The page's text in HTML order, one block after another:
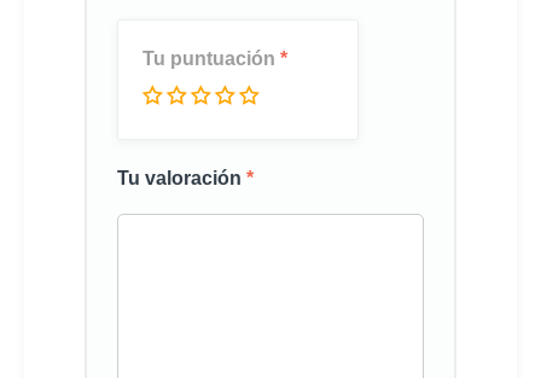
Tu puntuación *
Tu valoración *